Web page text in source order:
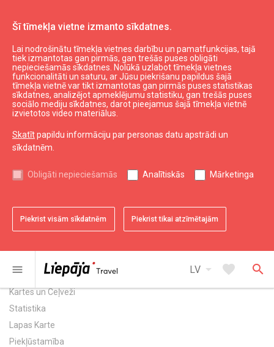
Šī tīmekļa vietne izmanto sīkdatnes.
Lai nodrošinātu tīmekļa vietnes darbību un pamatfunkcijas, tajā
tiek izmantotas gan pirmās, gan trešās puses obligāti
nepieciešamās sīkdatnes. Nolūkā uzlabot tīmekļa vietnes
funkcionalitāti un saturu, ar Jūsu piekrišanu papildus šajā
tīmekļa vietnē var tikt izmantotas gan pirmās puses statistikas
sīkdatnes, analizējot apmeklējumu statistiku, gan trešās puses
sociālo mediju sīkdatnes, darot pieejamus šajā tīmekļa vietnē
izvietotos video materiālus.
Skatītpapildu informāciju par personas datu apstrādi un
sīkdatnēm.
Obligāti nepieciešamās Analītiskās Mārketinga
Piekrist visām sīkdatnēm Piekrist tikai atzīmētajām
menu LV arrow_drop_down favorite search
SEB
Uz augšu expand_less
Informācija
Liepājas kultūra
Liepājas sports
Kurzemes tūrisms
Noderīgi
Kartes un Ceļveži
Statistika
Lapas Karte
Piekļūstamība